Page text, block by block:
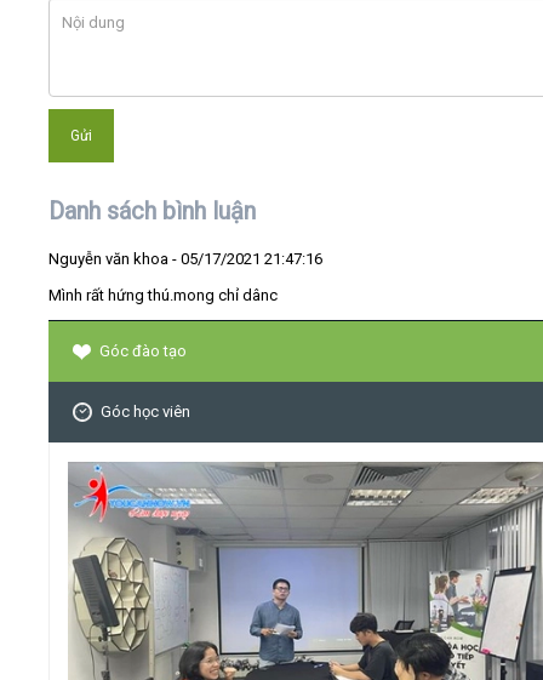
Danh sách bình luận
Nguyễn văn khoa - 05/17/2021 21:47:16
Mình rất hứng thú.mong chỉ dânc
Góc đào tạo
Góc học viên